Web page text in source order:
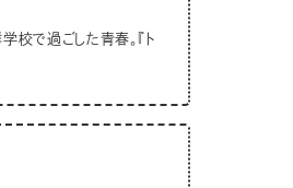
校で過ごした青春。『ト